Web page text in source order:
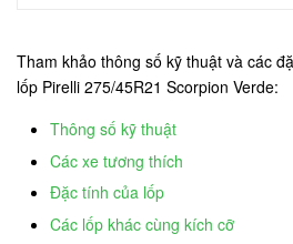
Tham khảo thông số kỹ thuật và các
lốp Pirelli 275/45R21 Scorpion Verde:
Thông số kỹ thuật
Các xe tương thích
Đặc tính của lốp
Các lốp khác cùng kích cỡ